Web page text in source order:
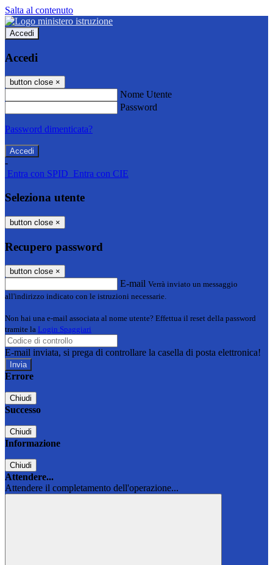
Salta al contenuto
Accedi
Accedi
button close ×
Nome Utente
Password
Password dimenticata?
-
Entra con SPID Entra con CIE
Seleziona utente
button close ×
Recupero password
button close ×
E-mail Verrà inviato un messaggio
all'indirizzo indicato con le istruzioni necessarie.
Non hai una e-mail associata al nome utente? Effettua il reset della password
tramite la Login Spaggiari
E-mail inviata, si prega di controllare la casella di posta elettronica!
Errore
Chiudi
Successo
Chiudi
Informazione
Chiudi
Attendere...
Attendere il completamento dell'operazione...